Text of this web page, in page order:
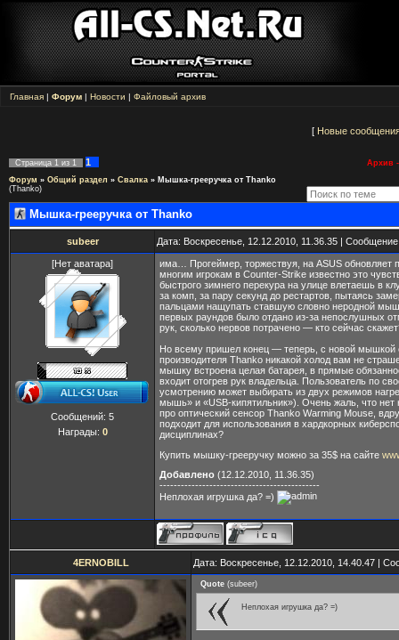
Главная | Форум | Новости | Файловый архив
[ Новые
Страница 1 из 1 1
Архив -
Форум » Общий раздел » Свалка » Мышка-грееручка от Thanko
(Thanko)
Мышка-грееручка от Thanko
subeer Дата: Воскресенье, 12.12.2010, 11.36.35 |
[Нет аватара]
Сообщений: 5
Награды: 0
има… Прогеймер, торжествуя, на ASUS обновляет
многим игрокам в Counter-Strike известно это
быстрого зимнего перекура на улице влетаешь в
за комп, за пару секунд до рестартов, пытаясь
пальцами нащупать ставшую словно неродной
первых раундов было отдано из-за непослушных
рук, сколько нервов потрачено — кто сейчас
Но всему пришел конец — теперь, с новой мышкой
производителя Thanko никакой холод вам не
мышку встроена целая батарея, в прямые
входит отогрев рук владельца. Пользователь по
усмотрению может выбирать из двух режимов
мышь» и «USB-кипятильник»). Очень жаль, что нет
про оптический сенсор Thanko Warming Mouse,
подходит для использования в хардкорных
дисциплинах?
Купить мышку-грееручку можно за 35$ на сайте
Добавлено (12.12.2010, 11.36.35)
---------------------------------------------
Неплохая игрушка да? =)
4ERNOBILL Дата: Воскресенье, 12.12.2010, 14.40.47 |
Quote (subeer)
Неплохая игрушка да? =)